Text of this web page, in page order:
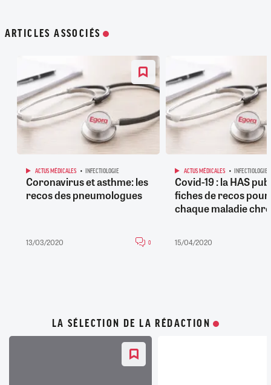
ARTICLES ASSOCIÉS
ACTUS MÉDICALES INFECTIOLOGIE
Coronavirus et asthme: les
recos des pneumologues
13/03/2020 0
ACTUS MÉDICALES INFECTIOLOGIE
Covid-19 : la HAS
fiches de recos pour
chaque maladie
15/04/2020
LA SÉLECTION DE LA RÉDACTION